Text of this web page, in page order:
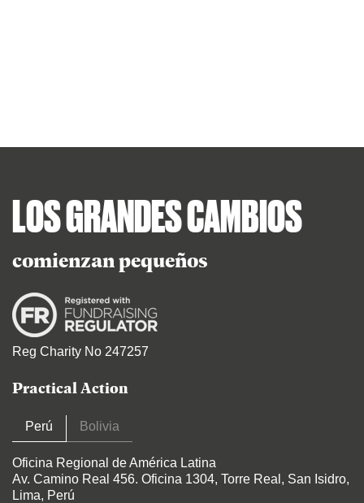
LOS GRANDES CAMBIOS
comienzan pequeños
Reg Charity No 247257
Practical Action
Perú Bolivia
Oficina Regional de América Latina
Av. Camino Real 456. Oficina 1304, Torre Real, San Isidro,
Lima, Perú